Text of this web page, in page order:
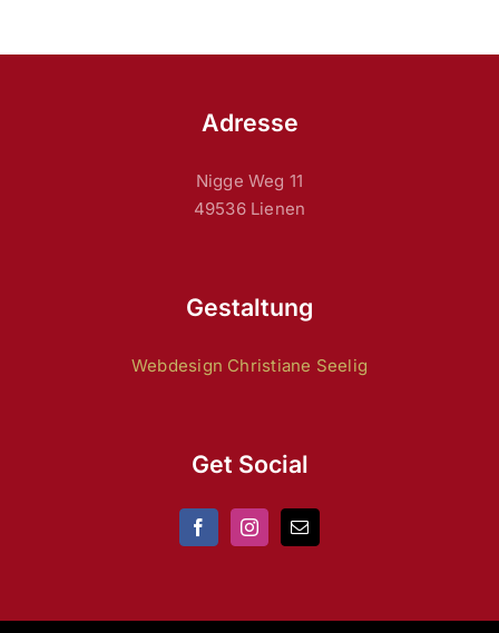
Adresse
Nigge Weg 11
49536 Lienen
Gestaltung
Webdesign Christiane Seelig
Get Social